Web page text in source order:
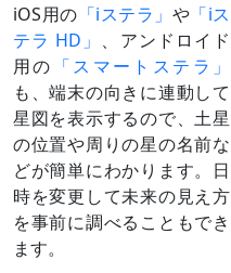
iOS用の 「iステラ」 や 「iス
テラ HD」 、アンドロイド
用の 「スマートステラ」
も、端末の向きに連動して
星図を表示するので、土星
の位置や周りの星の名前な
どが簡単にわかります。日
時を変更して未来の見え方
を事前に調べることもでき
ます。